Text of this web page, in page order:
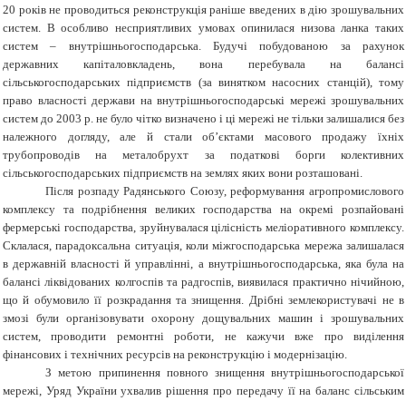
20 років не проводиться реконструкція раніше введених в дію зрошувальних
систем. В особливо несприятливих умовах опинилася низова ланка таких
систем – внутрішньогосподарська. Будучі побудованою за рахунок
державних капіталовкладень, вона перебувала на балансі
сільськогосподарських підприємств (за винятком насосних станцій), тому
право власності держави на внутрішньогосподарські мережі зрошувальних
систем до 2003 р. не було чітко визначено і ці мережі не тільки залишалися без
належного догляду, але й стали об’єктами масового продажу їхніх
трубопроводів на металобрухт за податкові борги колективних
сільськогосподарських підприємств на землях яких вони розташовані.
Після розпаду Радянського Союзу, реформування агропромислового
комплексу та подрібнення великихгосподарства на окремі розпайовані
фермерські господарства, зруйнувалася цілісність меліоративного комплексу.
Склалася, парадоксальна ситуація, коли міжгосподарська мережа залишалася
в державній власності й управлінні, а внутрішньогосподарська, яка була на
балансі ліквідованих колгоспів та радгоспів, виявилася практично нічийною,
що й обумовило її розкрадання та знищення. Дрібні землекористувачі не в
змозі були організовувати охорону дощувальних машин і зрошувальних
систем, проводити ремонтні роботи, не кажучи вже про виділення
фінансових і технічних ресурсів на реконструкцію і модернізацію.
З метою припинення повного знищення внутрішньогосподарської
мережі, Уряд України ухвалив рішення про передачу її на баланс сільським